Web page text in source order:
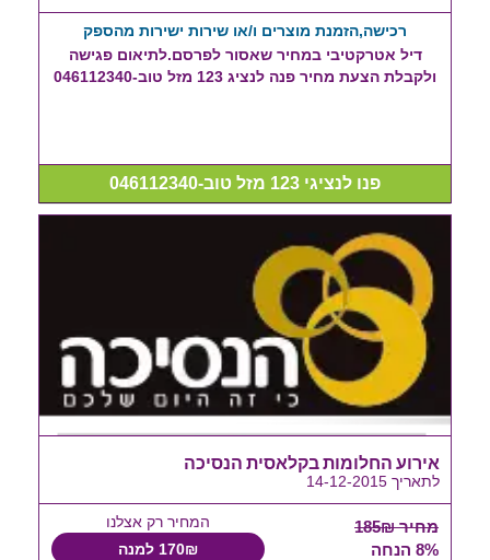
רכישה,הזמנת מוצרים ו/או שירות ישירות מהספק
דיל אטרקטיבי במחיר שאסור לפרסם.לתיאום פגישה
ולקבלת הצעת מחיר פנה לנציג 123 מזל טוב-046112340
פנו לנציגי 123 מזל טוב-046112340
אירוע החלומות בקלאסית הנסיכה
לתאריך 14-12-2015
מחיר 185₪
8% הנחה
המחיר רק אצלנו
170₪ למנה